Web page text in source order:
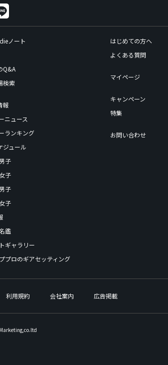
ノート
Q&A
検索
報
ニュース
ランキング
ジュール
子
子
子
子
鑑
ギャラリー
プロのギアセッティング
はじめての方へ
よくある質問
マイページ
キャンペーン
特集
お問い合わせ
利用規約 会社案内 広告掲載